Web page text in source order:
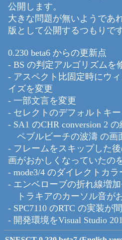
公開します。
大きな問題が無いようであ
版として公開するつもりです
0.230 beta6 からの更新点
- BS の判定アルゴリズムを
- アスペクト比固定時にウ
イズを変更
- 一部文言を変更
- セレクトのデフォルトキ
- SA1 のCHR conversion 2
ペブルビーチの波濤 の画
- フレームをスキップした
画がおかしくなっていたの
- mode3/4 のダイレクトカ
- エンベローブの折れ線増
トラキアのカーソル音が
- SPC7110 のRTC の実装が
- 開発環境をVisual Studio